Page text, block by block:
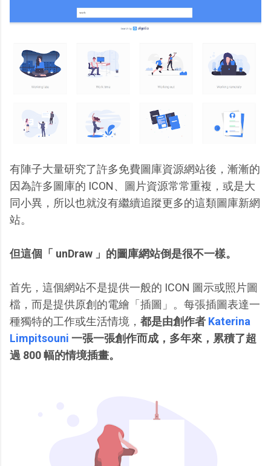
有陣子大量研究了許多免費圖庫資源網站後，漸漸的
因為許多圖庫的 ICON、圖片資源常常重複，或是大
同小異，所以也就沒有繼續追蹤更多的這類圖庫新網
站。
但這個「 unDraw 」的圖庫網站倒是很不一樣。
首先，這個網站不是提供一般的 ICON 圖示或照片圖
檔，而是提供原創的電繪「插圖」。每張插圖表達一
種獨特的工作或生活情境， 都是由創作者 Katerina
Limpitsouni 一張一張創作而成，多年來，累積了超
過 800 幅的情境插畫。